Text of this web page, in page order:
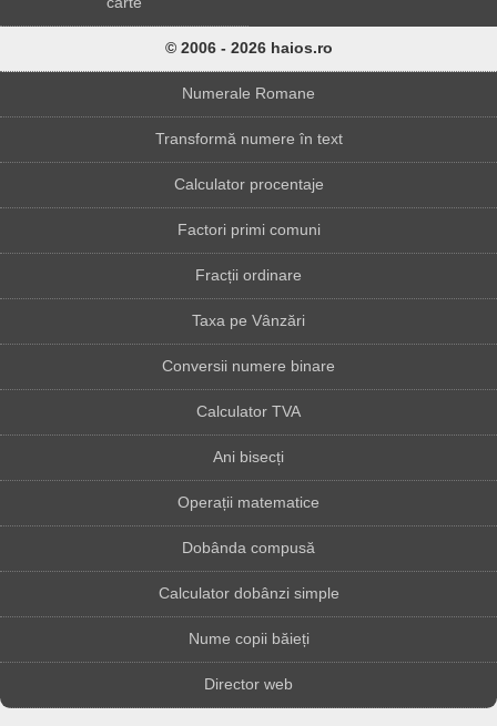
© 2006 - 2026 haios.ro
Numerale Romane
Transformă numere în text
Calculator procentaje
Factori primi comuni
Fracții ordinare
Taxa pe Vânzări
Conversii numere binare
Calculator TVA
Ani bisecți
Operații matematice
Dobânda compusă
Calculator dobânzi simple
Nume copii băieți
Director web